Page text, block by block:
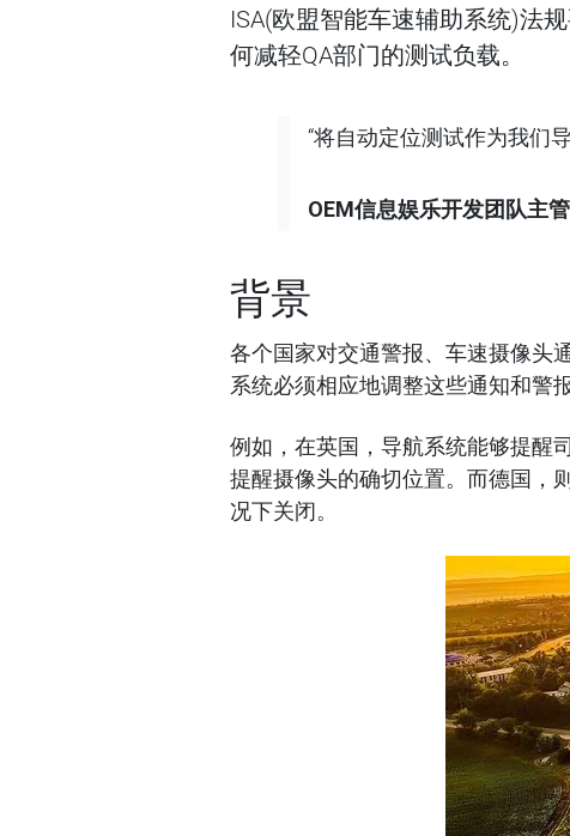
ISA(欧盟智能车速辅助系统)法
何减轻QA部门的测试负载。
“将自动定位测试作为我们
OEM信息娱乐开发团队主管
背景
各个国家对交通警报、车速摄像头
系统必须相应地调整这些通知和警报
例如，在英国，导航系统能够提醒
提醒摄像头的确切位置。而德国，
况下关闭。